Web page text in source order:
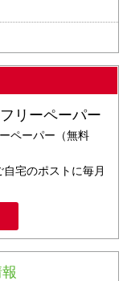
リーペーパー
ペーパー（無料
宅のポストに毎月